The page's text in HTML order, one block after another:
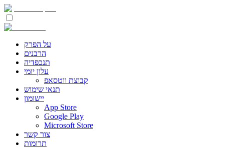
על הפרק
הרבנים
תנכפדיה
עלון יומי
קבוצת ווטסאפ
תנאי שימוש
יישומון
App Store
Google Play
Microsoft Store
צור קשר
תרומות